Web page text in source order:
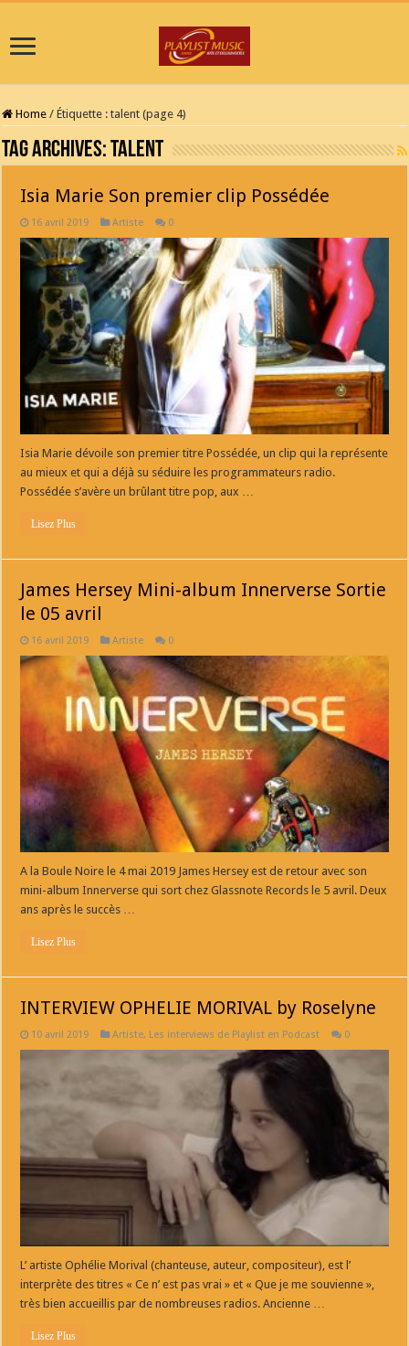
Home / Étiquette :talent (page 4)
Tag Archives:talent
Isia Marie Son premier clip Possédée
16 avril 2019 Artiste 0
Isia Marie dévoile son premier titre Possédée, un clip qui la représente
au mieux et qui a déjà su séduire les programmateurs radio.
Possédée s’avère un brûlant titre pop, aux …
Lisez Plus
James Hersey Mini-album Innerverse Sortie
le 05 avril
16 avril 2019 Artiste 0
A la Boule Noire le 4 mai 2019 James Hersey est de retour avec son
mini-album Innerverse qui sort chez Glassnote Records le 5 avril. Deux
ans après le succès …
Lisez Plus
INTERVIEW OPHELIE MORIVAL by Roselyne
10 avril 2019 Artiste, Les interviews de Playlist en Podcast 0
L’ artiste Ophélie Morival (chanteuse, auteur, compositeur), est l’
interprète des titres « Ce n’ est pas vrai » et « Que je me souvienne »,
très bien accueillis par de nombreuses radios. Ancienne …
Lisez Plus